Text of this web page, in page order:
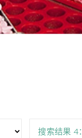
搜索结果 4：